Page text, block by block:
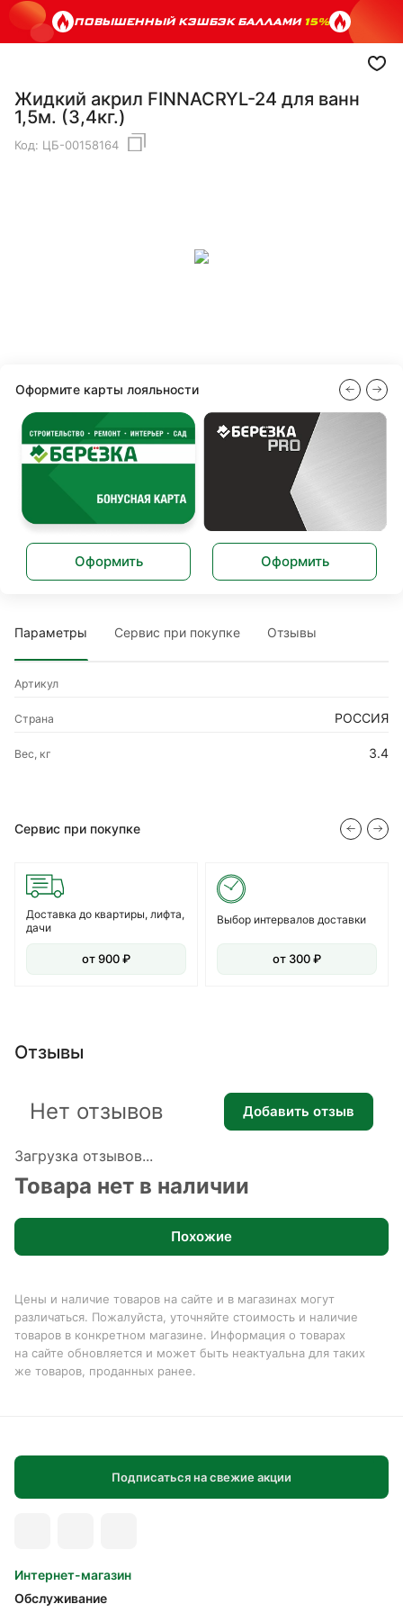
ПОВЫШЕННЫЙ КЭШБЭК БАЛЛАМИ15%
Жидкий акрил FINNACRYL-24 для ванн
1,5м. (3,4кг.)
Код: ЦБ-00158164
Оформите карты лояльности
Оформить Оформить
Параметры Сервис при покупке Отзывы
Артикул
Страна РОССИЯ
Вес, кг 3.4
Сервис при покупке
Доставка до квартиры, лифта,
дачи
от 900 ₽
Выбор интервалов доставки
от 300 ₽
Отзывы
Загрузка отзывов...
Нет отзывов Добавить отзыв
Товара нет в наличии
Похожие
Цены и наличие товаров на сайте и в магазинах могут
различаться. Пожалуйста, уточняйте стоимость и наличие
товаров в конкретном магазине. Информация о товарах
на сайте обновляется и может быть неактуальна для таких
же товаров, проданных ранее.
Подписаться на свежие акции
Интернет-магазин
Обслуживание